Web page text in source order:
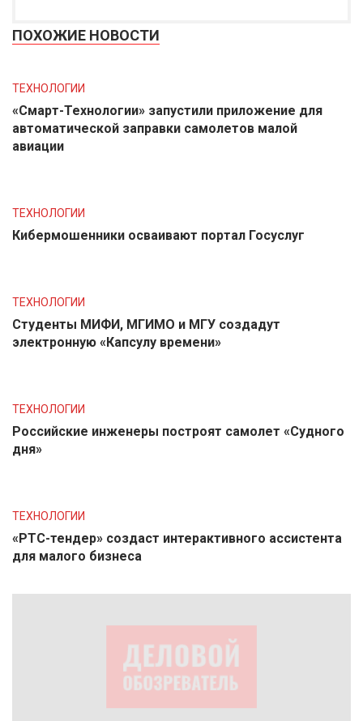
ПОХОЖИЕ НОВОСТИ
ТЕХНОЛОГИИ
«Смарт-Технологии» запустили приложение для
автоматической заправки самолетов малой
авиации
ТЕХНОЛОГИИ
Кибермошенники осваивают портал Госуслуг
ТЕХНОЛОГИИ
Студенты МИФИ, МГИМО и МГУ создадут
электронную «Капсулу времени»
ТЕХНОЛОГИИ
Российские инженеры построят самолет «Судного
дня»
ТЕХНОЛОГИИ
«РТС-тендер» создаст интерактивного ассистента
для малого бизнеса